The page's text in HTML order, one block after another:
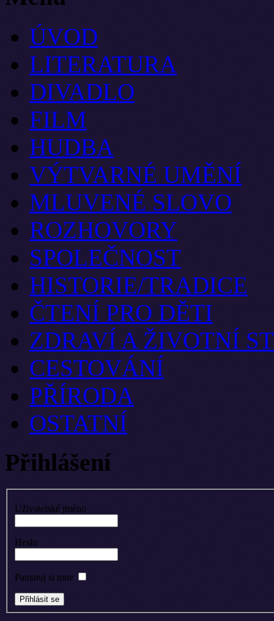
ÚVOD
LITERATURA
DIVADLO
FILM
HUDBA
VÝTVARNÉ UMĚNÍ
MLUVENÉ SLOVO
ROZHOVORY
SPOLEČNOST
HISTORIE/TRADICE
ČTENÍ PRO DĚTI
ZDRAVÍ A ŽIVOTNÍ
CESTOVÁNÍ
PŘÍRODA
OSTATNÍ
Přihlášení
Uživatelské jméno
Heslo
Pamatuj si mne